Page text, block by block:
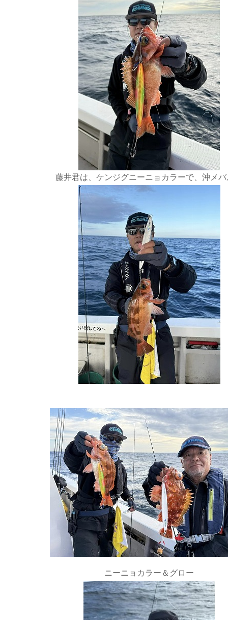
藤井君は、ケンジグニーニョカラーで、沖メ
ニーニョカラー＆グロー